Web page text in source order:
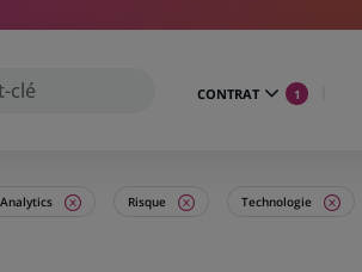
CONTRAT 1
Risque Technologie